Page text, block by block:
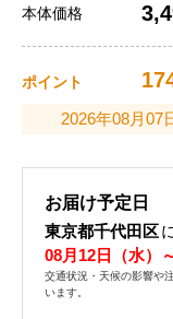
本体価格
ポイント
2026年08月07
お届け予定日
東京都千代田区
08月12日（水）
交通状況・天候の影響や
います。